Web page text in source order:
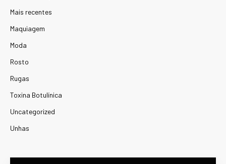
Mais recentes
Maquiagem
Moda
Rosto
Rugas
Toxina Botulínica
Uncategorized
Unhas